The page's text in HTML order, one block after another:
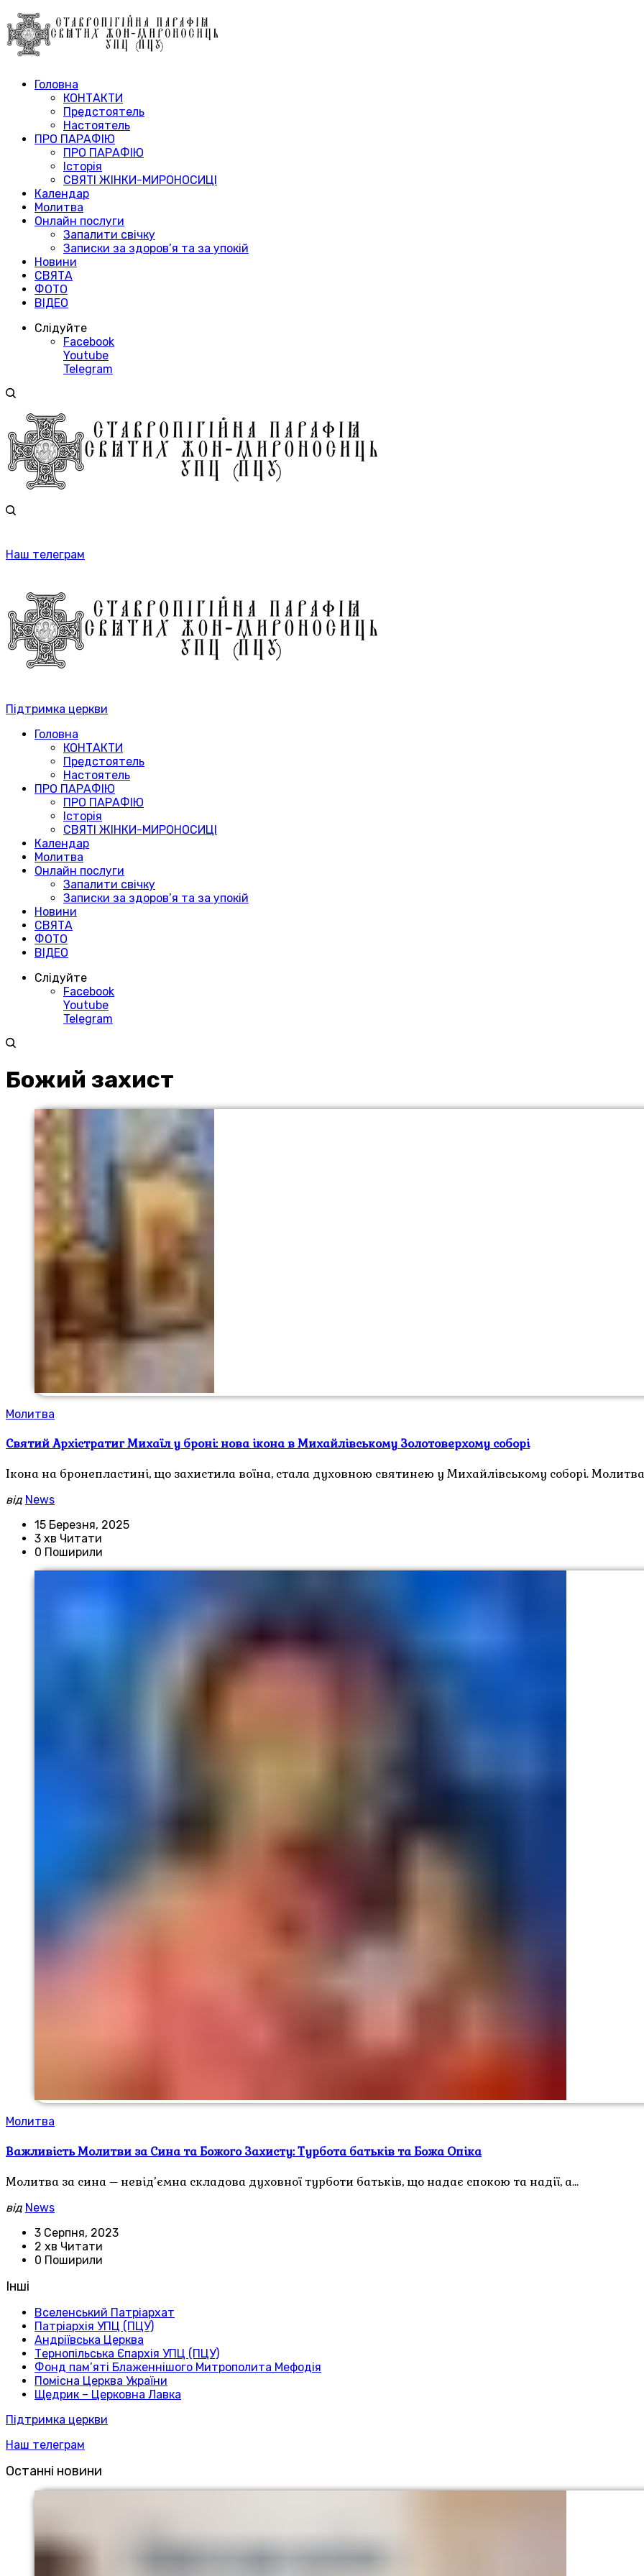
Головна
КОНТАКТИ
Предстоятель
Настоятель
ПРО ПАРАФІЮ
ПРО ПАРАФІЮ
Історія
СВЯТІ ЖІНКИ-МИРОНОСИЦІ
Календар
Молитва
Онлайн послуги
Запалити свічку
Записки за здоров’я та за упокій
Новини
СВЯТА
ФОТО
ВІДЕО
Слідуйте
Facebook
Youtube
Telegram
Наш телеграм
Підтримка церкви
Головна
КОНТАКТИ
Предстоятель
Настоятель
ПРО ПАРАФІЮ
ПРО ПАРАФІЮ
Історія
СВЯТІ ЖІНКИ-МИРОНОСИЦІ
Календар
Молитва
Онлайн послуги
Запалити свічку
Записки за здоров’я та за упокій
Новини
СВЯТА
ФОТО
ВІДЕО
Слідуйте
Facebook
Youtube
Telegram
Божий захист
Молитва
Святий Архістратиг Михаїл у броні: нова ікона в Михайлівському Золотоверхому соборі
Ікона на бронепластині, що захистила воїна, стала духовною святинею у Михайлівському соборі.
від News
15 Березня, 2025
3 хв Читати
0 Поширили
Молитва
Важливість Молитви за Сина та Божого Захисту: Турбота батьків та Божа Опіка
Молитва за сина – невід’ємна складова духовної турботи батьків, що надає спокою та надії, а…
від News
3 Серпня, 2023
2 хв Читати
0 Поширили
Інші
Вселенський Патріархат
Патріархія УПЦ (ПЦУ)
Андріївська Церква
Тернопільська Єпархія УПЦ (ПЦУ)
Фонд пам’яті Блаженнішого Митрополита Мефодія
Помісна Церква України
Щедрик – Церковна Лавка
Підтримка церкви
Наш телеграм
Останні новини